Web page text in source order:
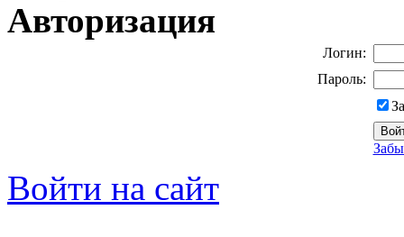
Авторизация
Логин:
Пароль:
Войти на сайт